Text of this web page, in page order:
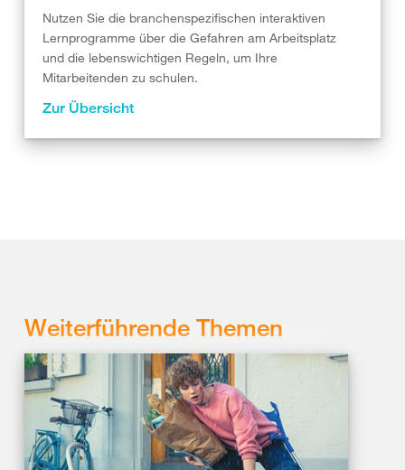
Nutzen Sie die branchenspezifischen interaktiven
Lernprogramme über die Gefahren am Arbeitsplatz
und die lebenswichtigen Regeln, um Ihre
Mitarbeitenden zu schulen.
Zur Übersicht
Weiterführende Themen